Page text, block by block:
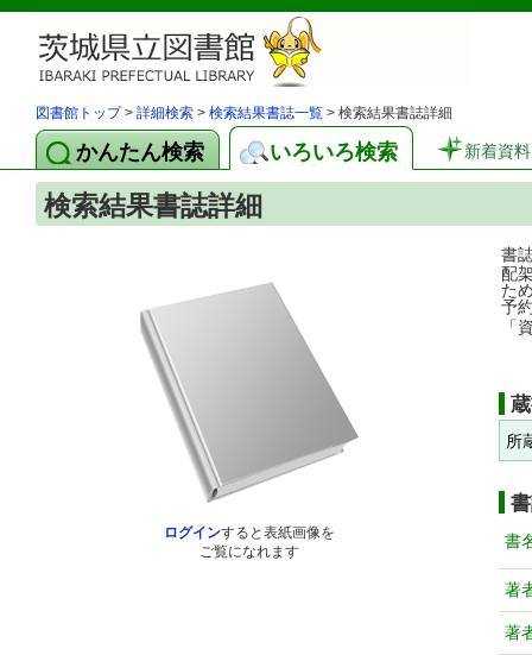
図書館トップ> 詳細検索 > 検索結果書誌一覧 > 検索結果書誌詳細
かんたん検索 いろいろ検索 新着資料
検索結果書誌詳細
ログインすると表紙画像を
ご覧になれます
書
配
た
予
「
所
書
著
著